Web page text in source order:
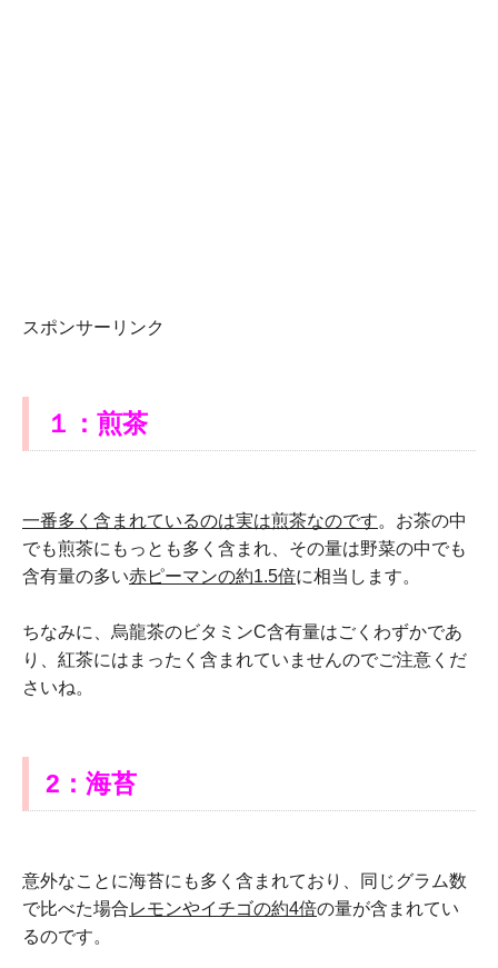
スポンサーリンク
１：煎茶
一番多く含まれているのは実は煎茶なのです。お茶の中
でも煎茶にもっとも多く含まれ、その量は野菜の中でも
含有量の多い赤ピーマンの約1.5倍に相当します。
ちなみに、烏龍茶のビタミンC含有量はごくわずかであ
り、紅茶にはまったく含まれていませんのでご注意くだ
さいね。
2：海苔
意外なことに海苔にも多く含まれており、同じグラム数
で比べた場合レモンやイチゴの約4倍の量が含まれてい
るのです。